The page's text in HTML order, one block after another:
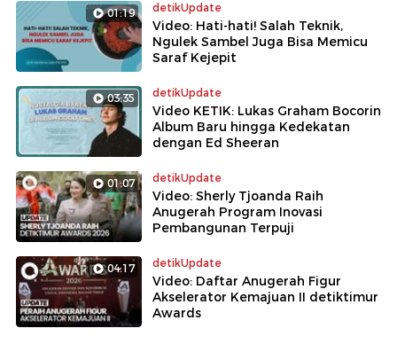
01:19 detikUpdate
Video: Hati-hati! Salah Teknik,
Ngulek Sambel Juga Bisa Memicu
Saraf Kejepit
03:35 detikUpdate
Video KETIK: Lukas Graham Bocorin
Album Baru hingga Kedekatan
dengan Ed Sheeran
01:07 detikUpdate
Video: Sherly Tjoanda Raih
Anugerah Program Inovasi
Pembangunan Terpuji
04:17 detikUpdate
Video: Daftar Anugerah Figur
Akselerator Kemajuan II detiktimur
Awards